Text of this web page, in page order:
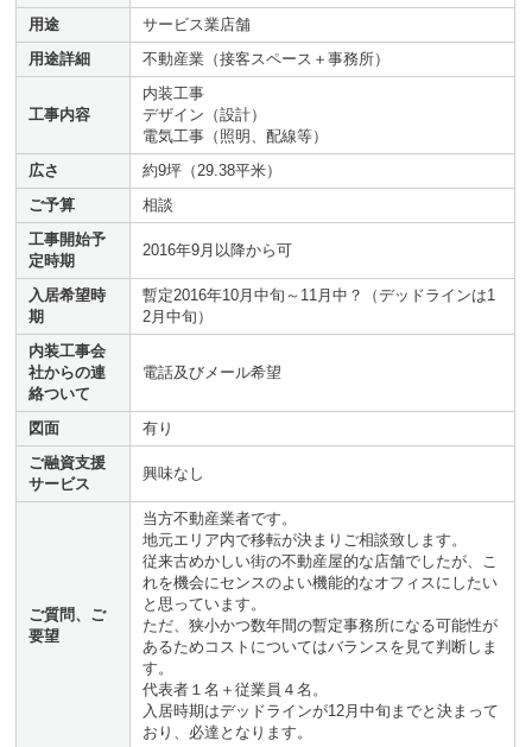
用途
サービス業店舗
用途詳細
不動産業（接客スペース＋事務所）
工事内容
内装工事
デザイン（設計）
電気工事（照明、配線等）
広さ
約9坪（29.38平米）
ご予算
相談
工事開始予
定時期
2016年9月以降から可
入居希望時
期
暫定2016年10月中旬～11月中？（デッドラインは1
2月中旬）
内装工事会
社からの連
絡ついて
電話及びメール希望
図面
有り
ご融資支援
サービス
興味なし
ご質問、ご
要望
当方不動産業者です。
地元エリア内で移転が決まりご相談致します。
従来古めかしい街の不動産屋的な店舗でしたが、こ
れを機会にセンスのよい機能的なオフィスにしたい
と思っています。
ただ、狭小かつ数年間の暫定事務所になる可能性が
あるためコストについてはバランスを見て判断しま
す。
代表者１名＋従業員４名。
入居時期はデッドラインが12月中旬までと決まって
おり、必達となります。